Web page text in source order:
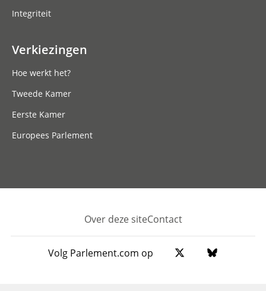
Integriteit
Verkiezingen
Hoe werkt het?
Tweede Kamer
Eerste Kamer
Europees Parlement
Footer
Over deze siteContact
Volg Parlement.com op